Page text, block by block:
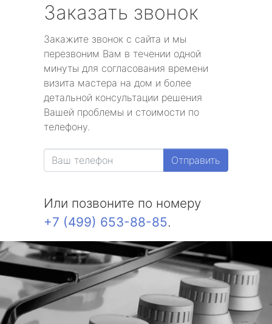
Заказать звонок
Закажите звонок с сайта и мы
перезвоним Вам в течении одной
минуты для согласования времени
визита мастера на дом и более
детальной консультации решения
Вашей проблемы и стоимости по
телефону.
Отправить
Или позвоните по номеру
+7 (499) 653-88-85.